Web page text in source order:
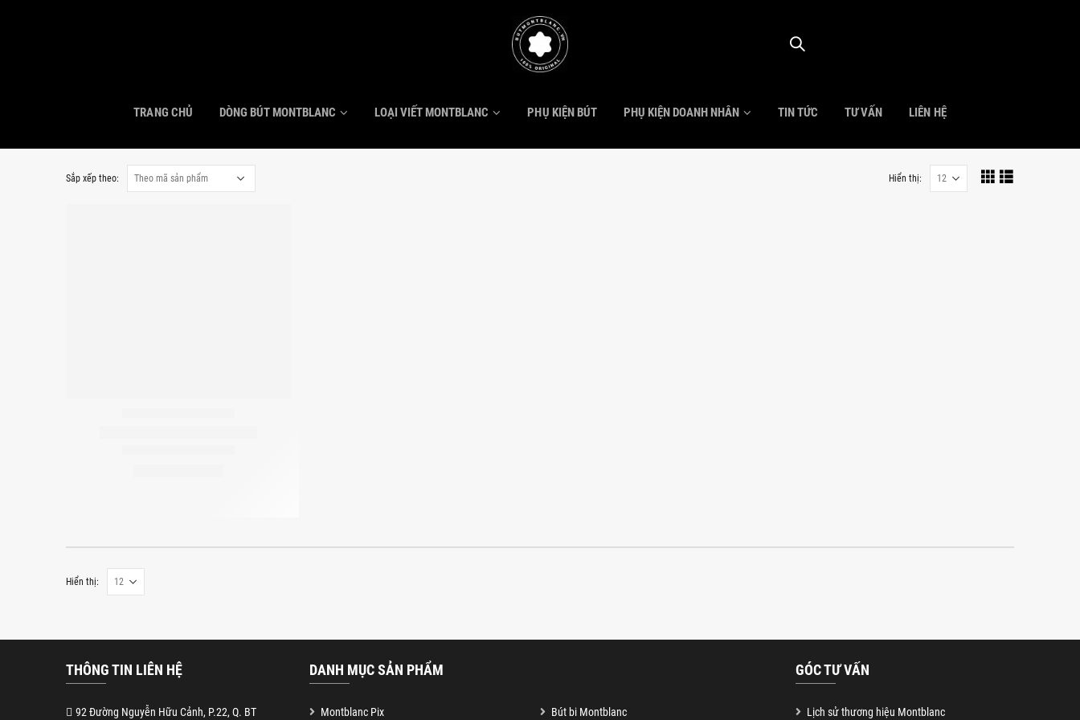
TRANG CHỦ DÒNG BÚT MONTBLANC LOẠI VIẾT MONTBLANC PHỤ KIỆN BÚT PHỤ KIỆN DOANH NHÂN TIN TỨC TƯ VẤN LIÊN HỆ
Sắp xếp theo: Hiển thị:
Hiển thị:
THÔNG TIN LIÊN HỆ
92 Đường Nguyễn Hữu Cảnh, P.22, Q. BT
DANH MỤC SẢN PHẨM
Montblanc Pix Bút bi Montblanc
GÓC TƯ VẤN
Lịch sử thương hiệu Montblanc